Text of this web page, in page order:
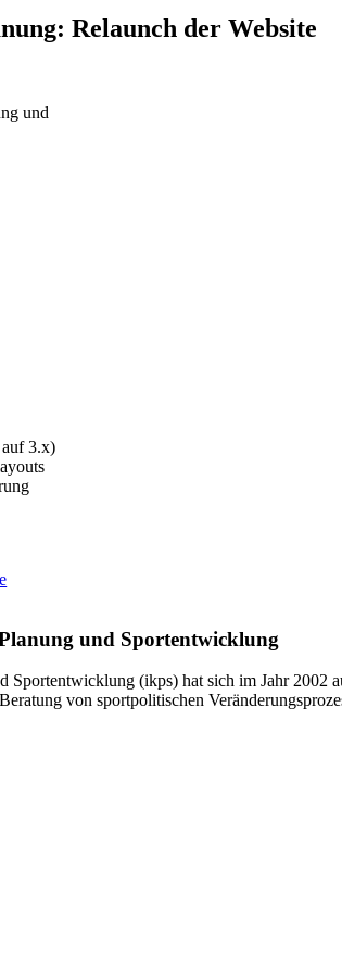
Relaunch der Website
und
3.x)
und Sportentwicklung
Sportentwicklung (ikps) hat sich im Jahr 2002
von sportpolitischen